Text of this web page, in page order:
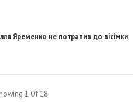
Яременко не потрапив до вісімки
1 Of18